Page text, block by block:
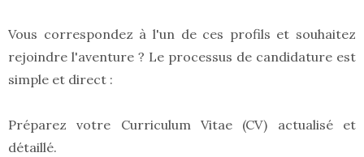
Vous correspondez à l'un de ces profils et souhaitez
rejoindre l'aventure ? Le processus de candidature est
simple et direct :
Préparez votre Curriculum Vitae (CV) actualisé et
détaillé.